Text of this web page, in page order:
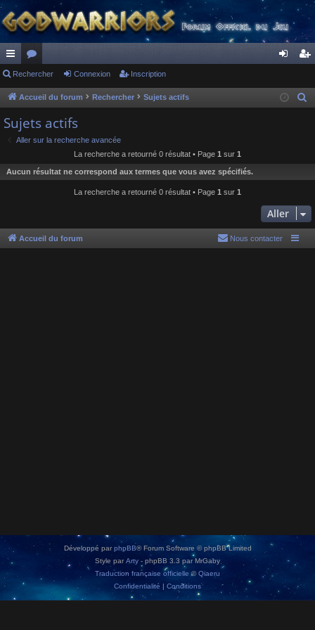
ac
co
ur
ci
or
u
s
ne cri
Rechercher Connexion Inscription
Accueil du forum Rechercher Sujets actifs
h
e
Sujets actifs
Aller sur la recherche avancée
La recherche a retourné 0 résultat • Page 1 sur 1
Aucun résultat ne correspond aux termes que vous avez spécifiés.
La recherche a retourné 0 résultat • Page 1 sur 1
Aller
Accueil du forum Nous contacter
Développé par phpBB® Forum Software © phpBB Limited
Style parArty - phpBB 3.3 par MrGaby
Traduction française officielle ©Qiaeru
Confidentialité | Conditions